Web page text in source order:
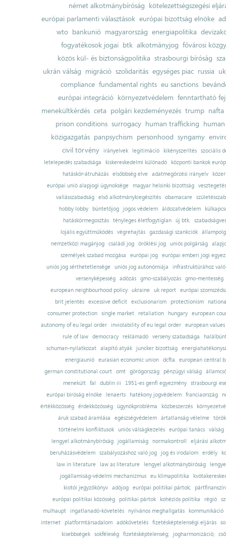
német alkotmánybíróság kötelezettségszegési
európai parlamenti választások európai bizottság elnöke
wto bankunió magyarország energiapolitika
fogyatékosok jogai btk alkotmányjog fővárosi
közös kül- és biztonságpolitika strasbourgi bíróság
ukrán válság migráció szolidaritás egységes piac russia
compliance fundamental rights eu sanctions
európai integráció környezetvédelem fenntartható
menekültkérdés ceta polgári kezdeményezés trump nafta
prison conditions surrogacy human trafficking
közigazgatás panpsychism personhood syngamy
civil törvény
irányelvek legitimáció kikényszerítés szociális
letelepedés szabadsága
kiskereskedelmi különadó
központi bankok
hatáskör-átruházás
elsőbbség elve adatmegőrzési irányelv
európai unió alapjogi ügynoksége
magyar helsinki bizottság
vesztegetés
vallásszabadság
első alkotmánykiegészítés obamacare
hobby lobby
büntetőjog jogos védelem áldozatvédelem
hatáskörmegosztás tényleges életfogytiglan új btk.
lojális együttműködés
végrehajtás gazdasági szankciók
nemzetközi magánjog
családi jog öröklési jog uniós polgárság
személyek szabad mozgása
európai jog európai emberi jogi
uniós jog sérthetetlensége uniós jog autonómiája
infrastruktúrához
versenyképesség adózás gmo-szabályozás gmo-mentesség
european neighbourhood policy
ukraine uk report
európai
brit jelentés excessive deficit exclusionarism protectionism
consumer protection
single market retaliation hungary
european
autonomy of eu legal order
inviolability of eu legal order
european values
rule of law
democracy reklámadó verseny szabadsága
schuman-nyilatkozat alapító atyák juncker bizottság
energiaunió eurasian economic union dcfta
european central
german constitutional court
omt görögország pénzügyi válság
menekült
fal dublin iii 1951-es genfi egyezmény
strasbourgi
európai bíróság elnöke
lenaerts hatékony jogvédelem franciaország
értékközösség
érdekközösség ügynökprobléma közbeszerzés
áruk szabad áramlása
egészségvédelem ártatlanság vélelme
történelmi konfliktusok uniós válságkezelés európai tanács válság
lengyel alkotmánybíróság
jogállamiság normakontroll
eljárási
beruházásvédelem
szabályozáshoz való jog jog és irodalom erdély
law in literature
law as literature lengyel alkotmánybíróság
jogállamiság-védelmi mechanizmus
eu klímapolitika
kiotói jegyzőkönyv adójog európai politikai pártok;
európai politikai közösség
politikai pártok kohéziós politika régió
mulhaupt
ingatlanadó-követelés nyilvános meghallgatás
kommunikáció
internet
platformtársadalom adókövetelés fizetésképtelenségi eljárás
kisebbségek sokféleség fizetésképtelenség; jogharmonizáció;